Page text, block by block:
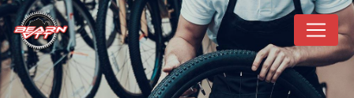
Panneau de gestion des cookies